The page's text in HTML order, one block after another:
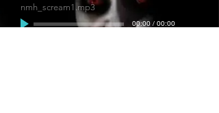
nmh_scream1.mp3
00:00/ 00:00